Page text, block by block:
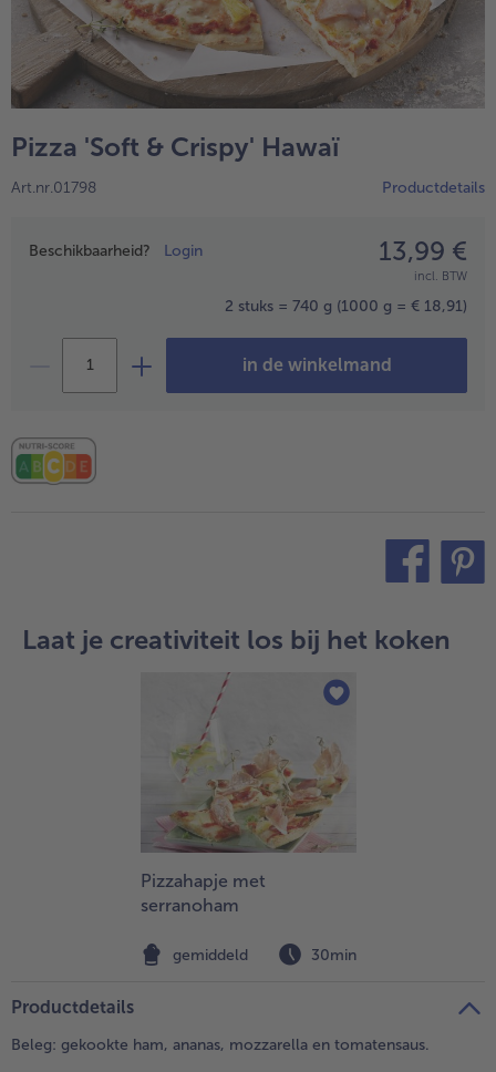
High Protein
alleHigh Protein
Veggie & Vegan
Pizza 'Soft & Crispy' Hawaï
Art.nr.01798 Productdetails
Prijsopgave
Beschikbaarheid? Login 13,99 €
incl. BTW
2 stuks = 740 g (1000 g = € 18,91)
in de winkelmand
Laat je creativiteit los bij het koken
Pizzahapje met
serranoham
gemiddeld 30min
Productdetails
Beleg: gekookte ham, ananas, mozzarella en tomatensaus.